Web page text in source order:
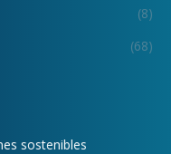
(8)
(68)
sostenibles